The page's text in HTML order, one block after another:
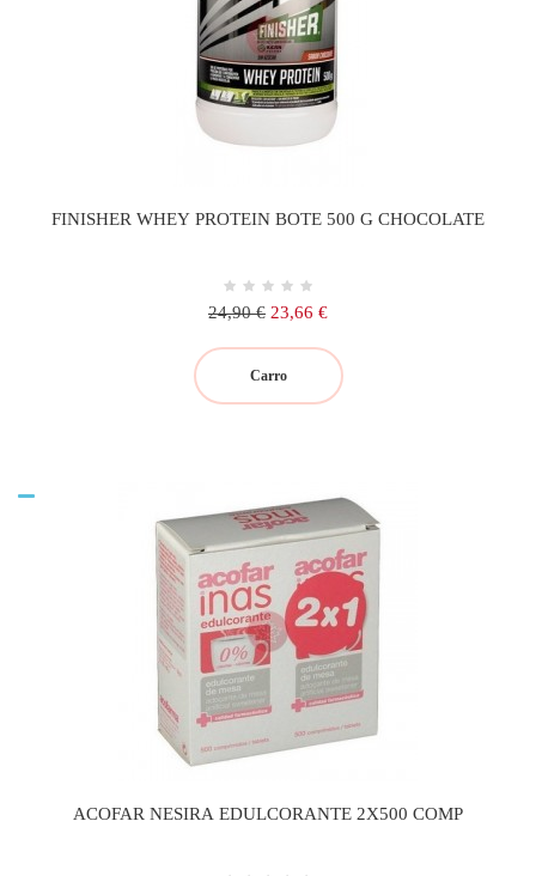
FINISHER WHEY PROTEIN BOTE 500 G CHOCOLATE
Precio
24,90 € Precio
23,66 €
Carro
ACOFAR NESIRA EDULCORANTE 2X500 COMP